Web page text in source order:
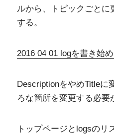
ルから、トピックごとに
する。
2016 04 01 logを書き始
DescriptionをやめTitleに
ろな箇所を変更する必要
トップページとlogsのリ